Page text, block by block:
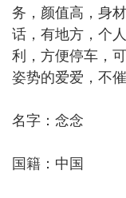
务，颜值高，身
话，有地方，个
利，方便停车，
姿势的爱爱，不
名字：念念
国籍：中国